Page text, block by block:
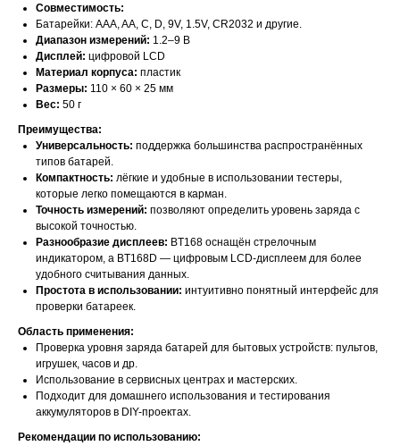
Совместимость:
Батарейки: AAA, AA, C, D, 9V, 1.5V, CR2032 и другие.
Диапазон измерений: 1.2–9 В
Дисплей: цифровой LCD
Материал корпуса: пластик
Размеры: 110 × 60 × 25 мм
Вес: 50 г
Преимущества:
Универсальность: поддержка большинства распространённых
типов батарей.
Компактность: лёгкие и удобные в использовании тестеры,
которые легко помещаются в карман.
Точность измерений: позволяют определить уровень заряда с
высокой точностью.
Разнообразие дисплеев: BT168 оснащён стрелочным
индикатором, а BT168D — цифровым LCD-дисплеем для более
удобного считывания данных.
Простота в использовании: интуитивно понятный интерфейс для
проверки батареек.
Область применения:
Проверка уровня заряда батарей для бытовых устройств: пультов,
игрушек, часов и др.
Использование в сервисных центрах и мастерских.
Подходит для домашнего использования и тестирования
аккумуляторов в DIY-проектах.
Рекомендации по использованию: